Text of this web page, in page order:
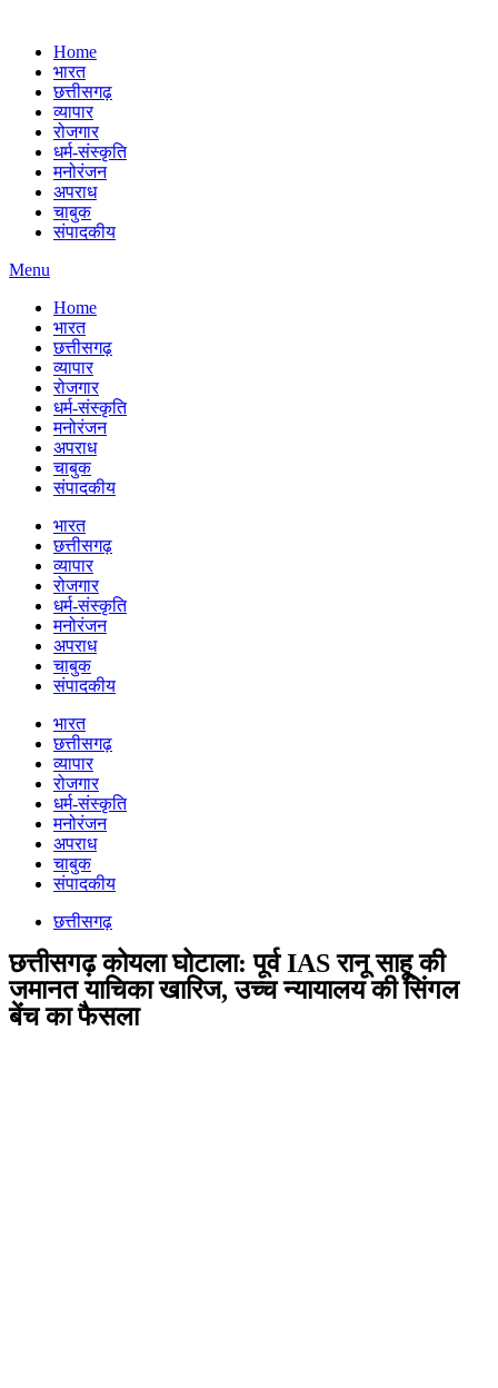
Home
भारत
छत्तीसगढ़
व्यापार
रोजगार
धर्म-संस्कृति
मनोरंजन
अपराध
चाबुक
संपादकीय
Menu
Home
भारत
छत्तीसगढ़
व्यापार
रोजगार
धर्म-संस्कृति
मनोरंजन
अपराध
चाबुक
संपादकीय
भारत
छत्तीसगढ़
व्यापार
रोजगार
धर्म-संस्कृति
मनोरंजन
अपराध
चाबुक
संपादकीय
भारत
छत्तीसगढ़
व्यापार
रोजगार
धर्म-संस्कृति
मनोरंजन
अपराध
चाबुक
संपादकीय
छत्तीसगढ़
छत्तीसगढ़ कोयला घोटाला: पूर्व IAS रानू साहू की
जमानत याचिका खारिज, उच्च न्यायालय की सिंगल
बेंच का फैसला